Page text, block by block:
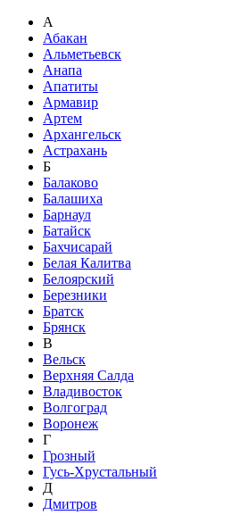
А
Абакан
Альметьевск
Анапа
Апатиты
Армавир
Артем
Архангельск
Астрахань
Б
Балаково
Балашиха
Барнаул
Батайск
Бахчисарай
Белая Калитва
Белоярский
Березники
Братск
Брянск
В
Вельск
Верхняя Салда
Владивосток
Волгоград
Воронеж
Г
Грозный
Гусь-Хрустальный
Д
Дмитров